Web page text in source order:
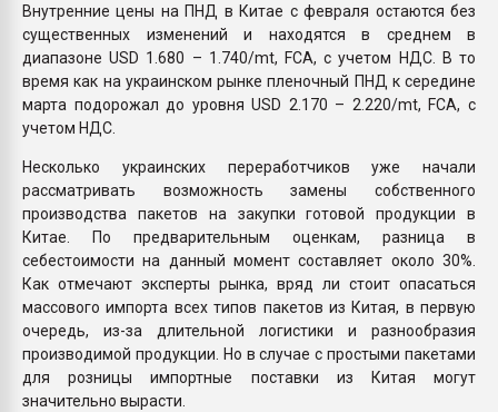
Внутренние цены на ПНД в Китае с февраля остаются без
существенных изменений и находятся в среднем в
диапазоне USD 1.680 – 1.740/mt, FCA, с учетом НДС. В то
время как на украинском рынке пленочный ПНД к середине
марта подорожал до уровня USD 2.170 – 2.220/mt, FCA, с
учетом НДС.
Несколько украинских переработчиков уже начали
рассматривать возможность замены собственного
производства пакетов на закупки готовой продукции в
Китае. По предварительным оценкам, разница в
себестоимости на данный момент составляет около 30%.
Как отмечают эксперты рынка, вряд ли стоит опасаться
массового импорта всех типов пакетов из Китая, в первую
очередь, из-за длительной логистики и разнообразия
производимой продукции. Но в случае с простыми пакетами
для розницы импортные поставки из Китая могут
значительно вырасти.